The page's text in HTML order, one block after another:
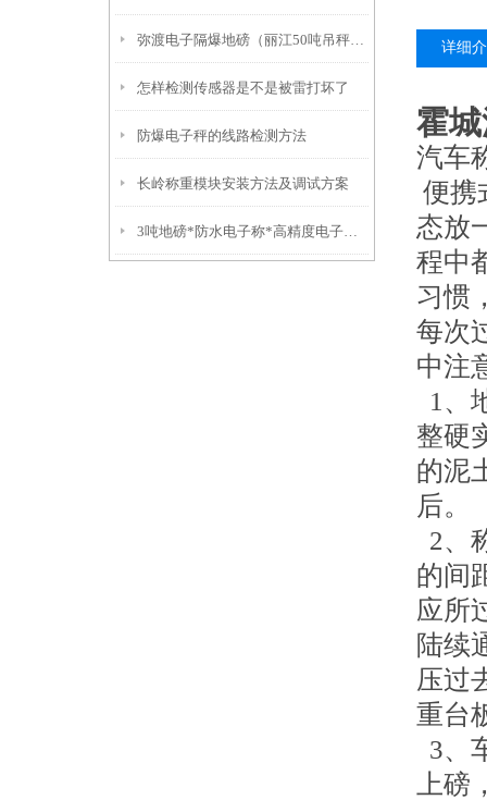
弥渡电子隔爆地磅（丽江50吨吊秤）福贡10吨汽车衡）红塔挂钩称
怎样检测传感器是不是被雷打坏了
防爆电子秤的线路检测方法
长岭称重模块安装方法及调试方案
3吨地磅*防水电子称*高精度电子称*不锈钢叉车秤
详细
霍
汽车
便携
态放
程中
习惯
每次
中注
1、
整硬
的泥
后。
2、
的间
应所
陆续
压过
重台
3、
上